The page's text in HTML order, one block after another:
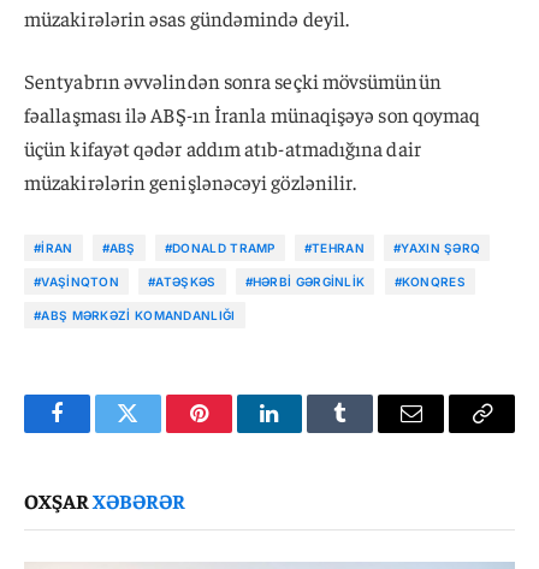
müzakirələrin əsas gündəmində deyil.
Sentyabrın əvvəlindən sonra seçki mövsümünün
fəallaşması ilə ABŞ-ın İranla münaqişəyə son qoymaq
üçün kifayət qədər addım atıb-atmadığına dair
müzakirələrin genişlənəcəyi gözlənilir.
#İRAN #ABŞ #DONALD TRAMP #TEHRAN #YAXIN ŞƏRQ
#VAŞINQTON #ATƏŞKƏS #HƏRBI GƏRGINLIK #KONQRES
#ABŞ MƏRKƏZI KOMANDANLIĞI
FacebookTwitter PinterestLinkedInTumblr Email
Copy
OXŞARXƏBƏRƏR